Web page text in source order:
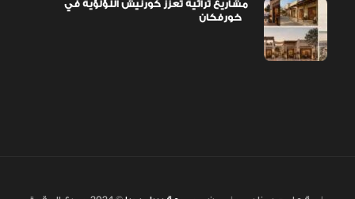
مشاريع تراثية تعزز كورنيش اللؤلؤية في